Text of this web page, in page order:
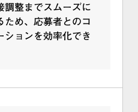
調整までスムーズに
ため、応募者とのコ
ションを効率化でき